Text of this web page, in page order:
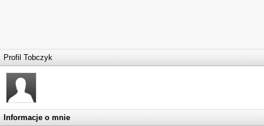
Profil Tobczyk
Informacje o mnie